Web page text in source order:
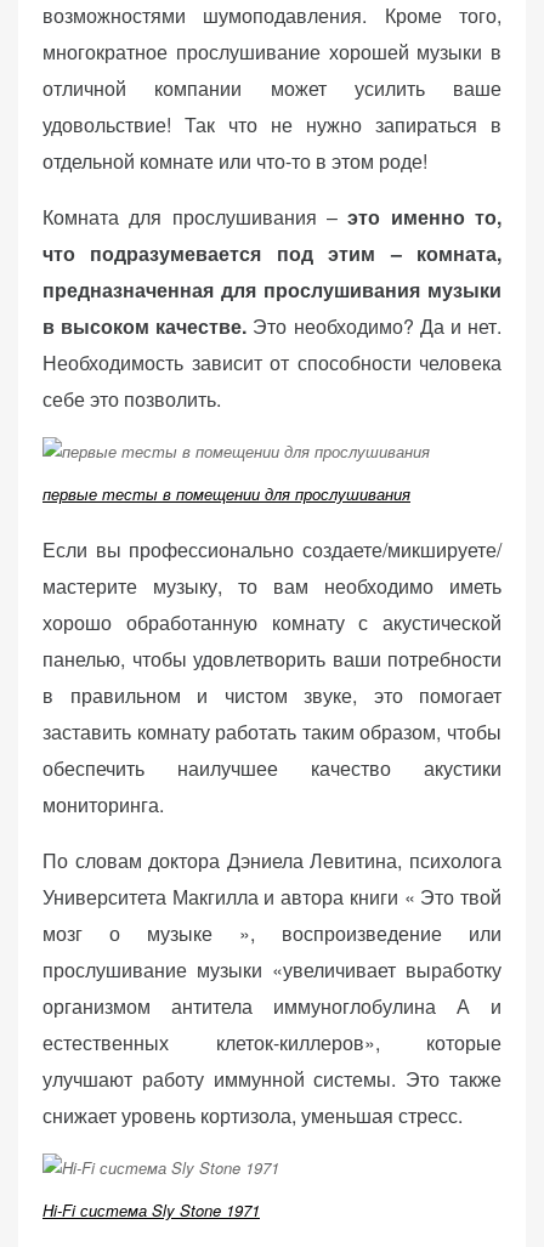
возможностями шумоподавления. Кроме того,
многократное прослушивание хорошей музыки в
отличной компании может усилить ваше
удовольствие! Так что не нужно запираться в
отдельной комнате или что-то в этом роде!
Комната для прослушивания –это именно то,
что подразумевается под этим – комната,
предназначенная для прослушивания музыки
в высоком качестве. Это необходимо? Да и нет.
Необходимость зависит от способности человека
себе это позволить.
первые тесты в помещении для прослушивания
Если вы профессионально создаете/микшируете/
мастерите музыку, то вам необходимо иметь
хорошо обработанную комнату с акустической
панелью, чтобы удовлетворить ваши потребности
в правильном и чистом звуке, это помогает
заставить комнату работать таким образом, чтобы
обеспечить наилучшее качество акустики
мониторинга.
По словам доктора Дэниела Левитина, психолога
Университета Макгилла и автора книги « Это твой
мозг о музыке », воспроизведение или
прослушивание музыки «увеличивает выработку
организмом антитела иммуноглобулина А и
естественных клеток-киллеров», которые
улучшают работу иммунной системы. Это также
снижает уровень кортизола, уменьшая стресс.
Hi-Fi система Sly Stone 1971
(Яндекс.Метрика).
Анонимно, без
персональных
(реклама)
Яндекс.Директ:
персонализированная
ваших интересов.
Рассказывая о своих
интересах и
посещении нашего
вероятность
персонализированного
контента и
предложений.